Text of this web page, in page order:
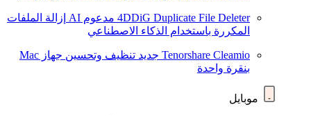
4DDiG Duplicate File Deleter مدعوم AI
إزالة الملفات
المكررة باستخدام الذكاء الاصطناعي
Tenorshare Cleamio جديد
تنظيف وتحسين جهاز Mac
بنقرة واحدة
موبايل